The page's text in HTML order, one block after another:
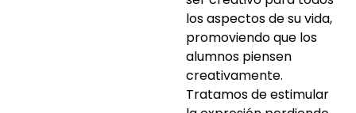
los aspectos de su vida,
promoviendo que los
alumnos piensen
creativamente.
Tratamos de estimular